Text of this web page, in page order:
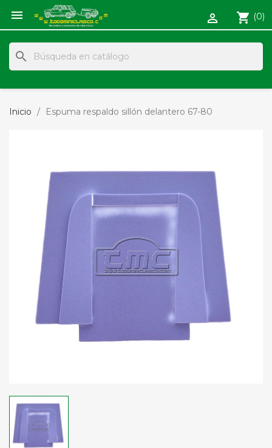
 shopping_cart (0)

search
Inicio Espuma respaldo sillón delantero 67-80